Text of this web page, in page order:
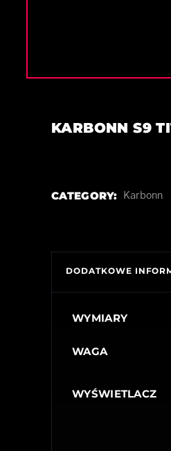
KARBONN S9
CATEGORY: Karbonn
DODATKOWE
WYMIARY
WAGA
WYŚWIETLACZ